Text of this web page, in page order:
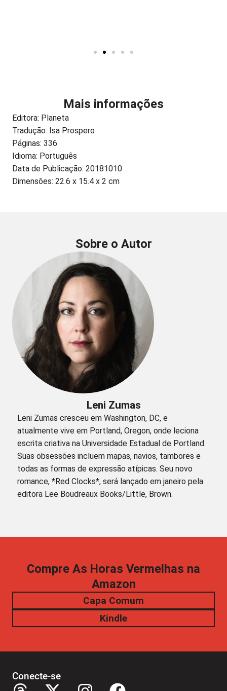
Mais informações
Editora: Planeta
Tradução: Isa Prospero
Páginas: 336
Idioma: Português
Data de Publicação: 20181010
Dimensões: 22.6 x 15.4 x 2 cm
Sobre o Autor
Leni Zumas
Leni Zumas cresceu em Washington, DC, e
atualmente vive em Portland, Oregon, onde leciona
escrita criativa na Universidade Estadual de Portland.
Suas obsessões incluem mapas, navios, tambores e
todas as formas de expressão atípicas. Seu novo
romance, *Red Clocks*, será lançado em janeiro pela
editora Lee Boudreaux Books/Little, Brown.
Compre As Horas Vermelhas na
Amazon
Capa Comum
Kindle
Conecte-se